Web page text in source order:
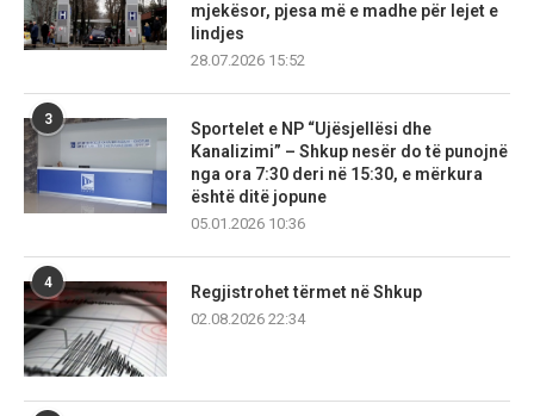
mjekësor, pjesa më e madhe për lejet e
lindjes
28.07.2026 15:52
3
Sportelet e NP “Ujësjellësi dhe
Kanalizimi” – Shkup nesër do të punojnë
nga ora 7:30 deri në 15:30, e mërkura
është ditë jopune
05.01.2026 10:36
4
Regjistrohet tërmet në Shkup
02.08.2026 22:34